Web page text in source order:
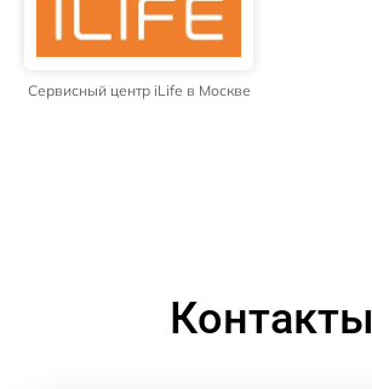
Сервисный центр iLife в Москве
Контакты